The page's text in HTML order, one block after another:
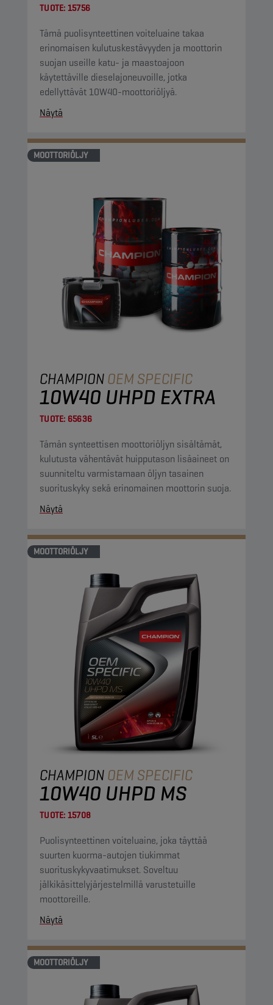
TUOTE: 15756
Tämä puolisynteettinen voiteluaine takaa
erinomaisen kulutuskestävyyden ja moottorin
suojan useille katu- ja maastoajoon
käytettäville dieselajoneuvoille, jotka
edellyttävät 10W40-moottoriöljyä.
Näytä
MOOTTORIÖLJY
CHAMPIONOEM SPECIFIC
10W40 UHPD EXTRA
TUOTE: 65636
Tämän synteettisen moottoriöljyn sisältämät,
kulutusta vähentävät huipputason lisäaineet on
suunniteltu varmistamaan öljyn tasainen
suorituskyky sekä erinomainen moottorin suoja.
Näytä
MOOTTORIÖLJY
CHAMPIONOEM SPECIFIC
10W40 UHPD MS
TUOTE: 15708
Puolisynteettinen voiteluaine, joka täyttää
suurten kuorma-autojen tiukimmat
suorituskykyvaatimukset. Soveltuu
jälkikäsittelyjärjestelmillä varustetuille
moottoreille.
Näytä
MOOTTORIÖLJY